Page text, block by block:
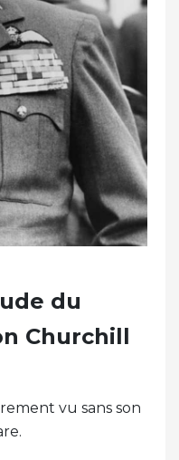
du
Churchill
vu sans son